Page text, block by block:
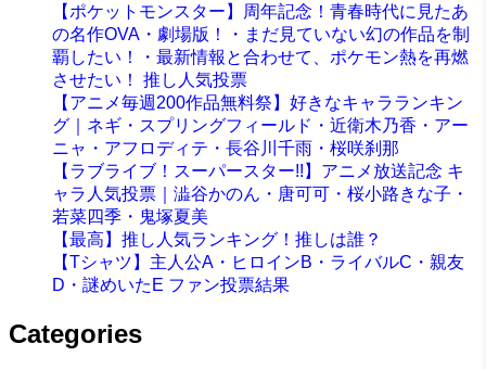
【ポケットモンスター】周年記念！青春時代に見たあ
の名作OVA・劇場版！・まだ見ていない幻の作品を制
覇したい！・最新情報と合わせて、ポケモン熱を再燃
させたい！ 推し人気投票
【アニメ毎週200作品無料祭】好きなキャラランキン
グ｜ネギ・スプリングフィールド・近衛木乃香・アー
ニャ・アフロディテ・長谷川千雨・桜咲刹那
【ラブライブ！スーパースター!!】アニメ放送記念 キ
ャラ人気投票｜澁谷かのん・唐可可・桜小路きな子・
若菜四季・鬼塚夏美
【最高】推し人気ランキング！推しは誰？
【Tシャツ】主人公A・ヒロインB・ライバルC・親友
D・謎めいたE ファン投票結果
Categories